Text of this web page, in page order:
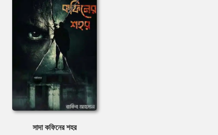
সাদা কফিনের শহর